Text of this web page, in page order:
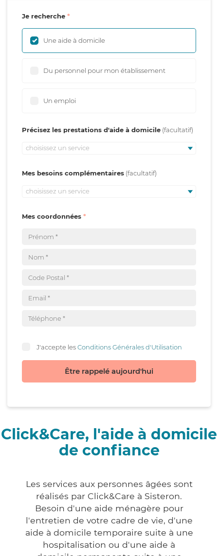
Je recherche
Une aide à domicile
Du personnel pour mon établissement
Un emploi
Précisez les prestations d'aide à domicile
choisissez un service
Mes besoins complémentaires
choisissez un service
Mes coordonnées
J'accepte lesConditions Générales d'Utilisation
Être rappelé aujourd'hui
Click&Care, l'aide à domicile
de confiance
Les services aux personnes âgées sont
réalisés par Click&Care à Sisteron.
Besoin d'une aide ménagère pour
l'entretien de votre cadre de vie, d'une
aide à domicile temporaire suite à une
hospitalisation ou d'une aide à